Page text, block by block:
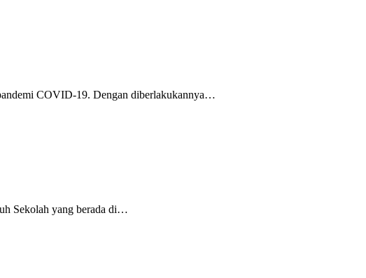
pandemi COVID-19. Dengan diberlakukannya…
Sekolah yang berada di…